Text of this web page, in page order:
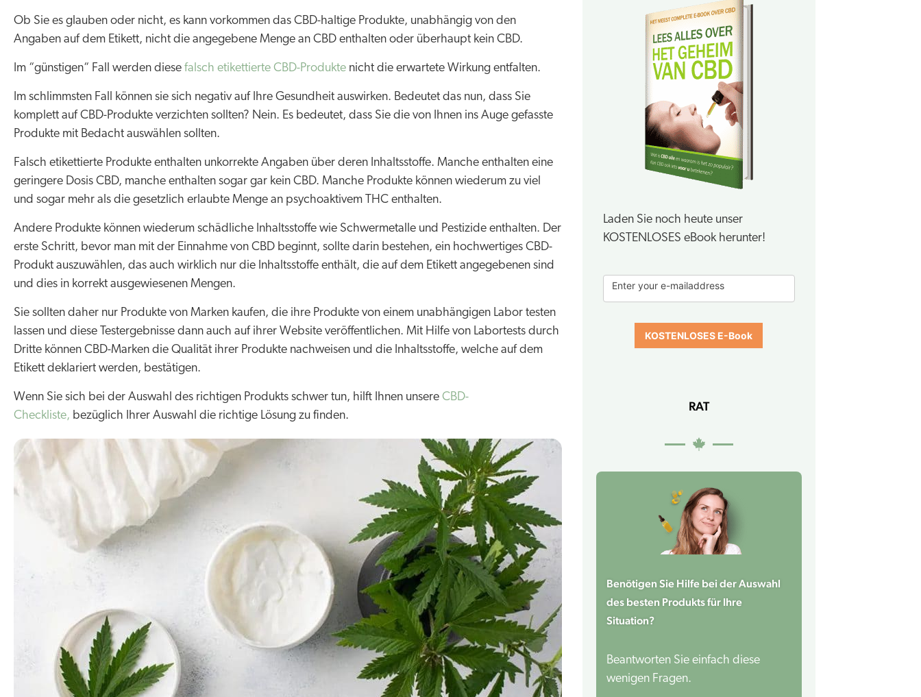
Ob Sie es glauben oder nicht, es kann vorkommen das CBD-haltige Produkte, unabhängig von den
Angaben auf dem Etikett, nicht die angegebene Menge an CBD enthalten oder überhaupt kein CBD.
Im “günstigen“ Fall werden diese falsch etikettierte CBD-Produkte nicht die erwartete Wirkung entfalten.
Im schlimmsten Fall können sie sich negativ auf Ihre Gesundheit auswirken. Bedeutet das nun, dass Sie
komplett auf CBD-Produkte verzichten sollten? Nein. Es bedeutet, dass Sie die von Ihnen ins Auge gefasste
Produkte mit Bedacht auswählen sollten.
Falsch etikettierte Produkte enthalten unkorrekte Angaben über deren Inhaltsstoffe. Manche enthalten eine
geringere Dosis CBD, manche enthalten sogar gar kein CBD. Manche Produkte können wiederum zu viel
und sogar mehr als die gesetzlich erlaubte Menge an psychoaktivem THC enthalten.
Andere Produkte können wiederum schädliche Inhaltsstoffe wie Schwermetalle und Pestizide enthalten. Der
erste Schritt, bevor man mit der Einnahme von CBD beginnt, sollte darin bestehen, ein hochwertiges CBD-
Produkt auszuwählen, das auch wirklich nur die Inhaltsstoffe enthält, die auf dem Etikett angegebenen sind
und dies in korrekt ausgewiesenen Mengen.
Sie sollten daher nur Produkte von Marken kaufen, die ihre Produkte von einem unabhängigen Labor testen
lassen und diese Testergebnisse dann auch auf ihrer Website veröffentlichen. Mit Hilfe von Labortests durch
Dritte können CBD-Marken die Qualität ihrer Produkte nachweisen und die Inhaltsstoffe, welche auf dem
Etikett deklariert werden, bestätigen.
Wenn Sie sich bei der Auswahl des richtigen Produkts schwer tun, hilft Ihnen unsere CBD-
Checkliste, bezüglich Ihrer Auswahl die richtige Lösung zu finden.
Laden Sie noch heute unser
KOSTENLOSES eBook herunter!
book
form
Enter your e-mailaddress
KOSTENLOSES E-Book
RAT
Benötigen Sie Hilfe bei der Auswahl
des besten Produkts für Ihre
Situation?
Beantworten Sie einfach diese
wenigen Fragen.